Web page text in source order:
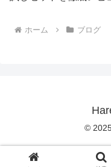
ホーム ブログ
©
特定商取引法に基